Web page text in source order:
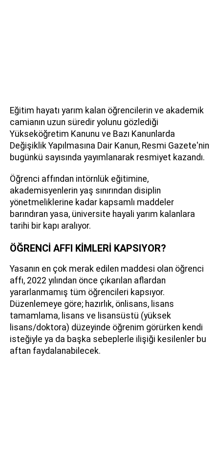
Eğitim hayatı yarım kalan öğrencilerin ve akademik
camianın uzun süredir yolunu gözlediği
Yükseköğretim Kanunu ve Bazı Kanunlarda
Değişiklik Yapılmasına Dair Kanun, Resmi Gazete'nin
bugünkü sayısında yayımlanarak resmiyet kazandı.
Öğrenci affından intörnlük eğitimine,
akademisyenlerin yaş sınırından disiplin
yönetmeliklerine kadar kapsamlı maddeler
barındıran yasa, üniversite hayali yarım kalanlara
tarihi bir kapı aralıyor.
ÖĞRENCİ AFFI KİMLERİ KAPSIYOR?
Yasanın en çok merak edilen maddesi olan öğrenci
affı, 2022 yılından önce çıkarılan aflardan
yararlanmamış tüm öğrencileri kapsıyor.
Düzenlemeye göre; hazırlık, önlisans, lisans
tamamlama, lisans ve lisansüstü (yüksek
lisans/doktora) düzeyinde öğrenim görürken kendi
isteğiyle ya da başka sebeplerle ilişiği kesilenler bu
aftan faydalanabilecek.